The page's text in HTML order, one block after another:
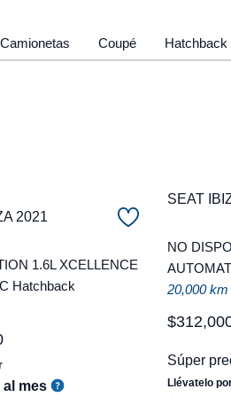
Camionetas Coupé Hatchback
2021
1.6L XCELLENCE
Hatchback
al mes
SEAT
NO
20,000 km
$312,
Súper
Llévatelo